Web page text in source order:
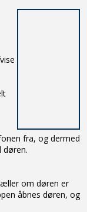
fra, og dermed
døren.
om døren er
åbnes døren, og